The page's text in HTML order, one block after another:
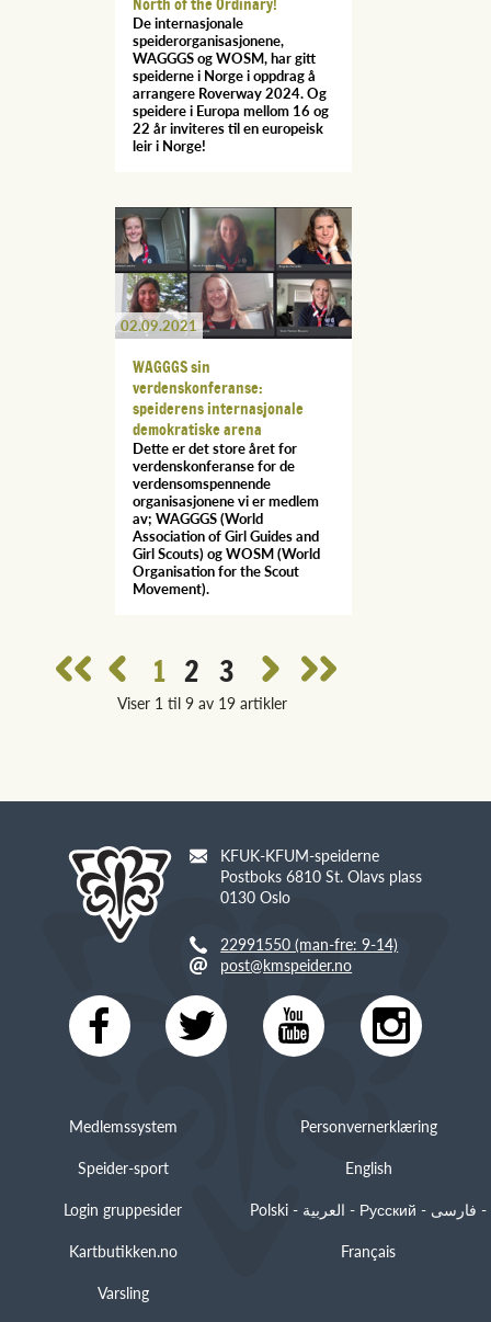
De internasjonale
speiderorganisasjonene,
WAGGGS og WOSM, har gitt
speiderne i Norge i oppdrag å
arrangere Roverway 2024. Og
speidere i Europa mellom 16 og
22 år inviteres til en europeisk
leir i Norge!
02.09.2021
WAGGGS sin
verdenskonferanse:
speiderens internasjonale
demokratiske arena
Dette er det store året for
verdenskonferanse for de
verdensomspennende
organisasjonene vi er medlem
av; WAGGGS (World
Association of Girl Guides and
Girl Scouts) og WOSM (World
Organisation for the Scout
Movement).
1 2 3
Viser 1 til 9 av 19 artikler
KFUK-KFUM-speiderne
Postboks 6810 St. Olavs plass
0130 Oslo
22991550 (man-fre: 9-14)
post@kmspeider.no
Medlemssystem
Speider-sport
Login gruppesider
Kartbutikken.no
Varsling
Personvernerklæring
English
Polski - العربية - Русский - فارسی -
Français